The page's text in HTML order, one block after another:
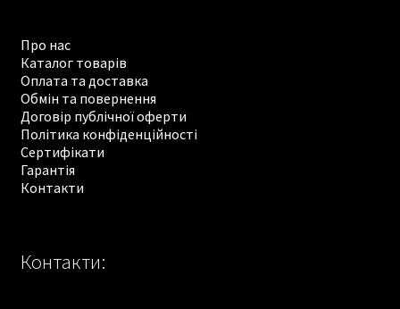
Про нас
Каталог товарів
Оплата та доставка
Обмін та повернення
Договір публічної оферти
Політика конфіденційності
Сертифікати
Гарантія
Контакти
Контакти: